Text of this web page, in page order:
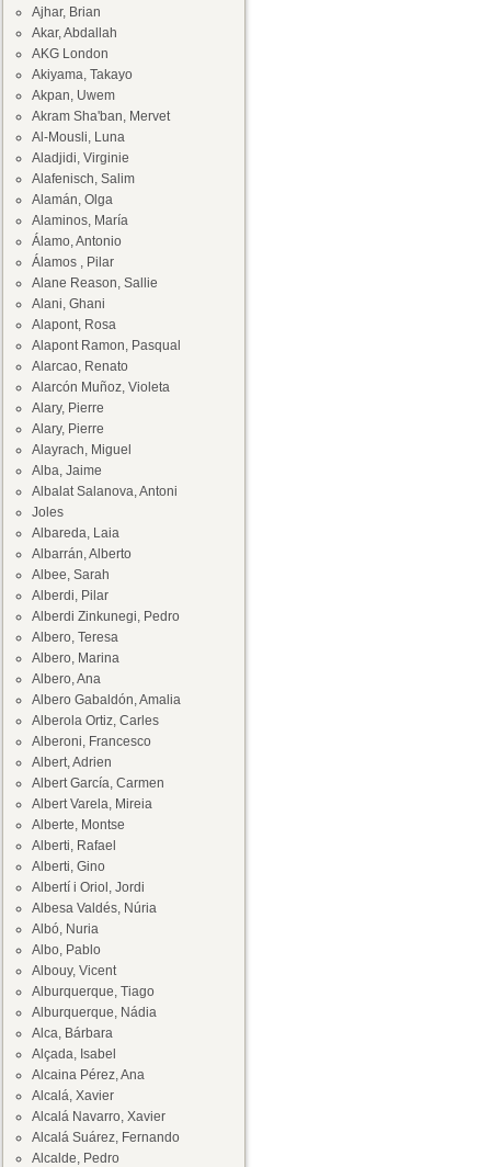
Ajhar, Brian
Akar, Abdallah
AKG London
Akiyama, Takayo
Akpan, Uwem
Akram Sha'ban, Mervet
Al-Mousli, Luna
Aladjidi, Virginie
Alafenisch, Salim
Alamán, Olga
Alaminos, María
Álamo, Antonio
Álamos , Pilar
Alane Reason, Sallie
Alani, Ghani
Alapont, Rosa
Alapont Ramon, Pasqual
Alarcao, Renato
Alarcón Muñoz, Violeta
Alary, Pierre
Alary, Pierre
Alayrach, Miguel
Alba, Jaime
Albalat Salanova, Antoni
Joles
Albareda, Laia
Albarrán, Alberto
Albee, Sarah
Alberdi, Pilar
Alberdi Zinkunegi, Pedro
Albero, Teresa
Albero, Marina
Albero, Ana
Albero Gabaldón, Amalia
Alberola Ortiz, Carles
Alberoni, Francesco
Albert, Adrien
Albert García, Carmen
Albert Varela, Mireia
Alberte, Montse
Alberti, Rafael
Alberti, Gino
Albertí i Oriol, Jordi
Albesa Valdés, Núria
Albó, Nuria
Albo, Pablo
Albouy, Vicent
Alburquerque, Tiago
Alburquerque, Nádia
Alca, Bárbara
Alçada, Isabel
Alcaina Pérez, Ana
Alcalá, Xavier
Alcalá Navarro, Xavier
Alcalá Suárez, Fernando
Alcalde, Pedro